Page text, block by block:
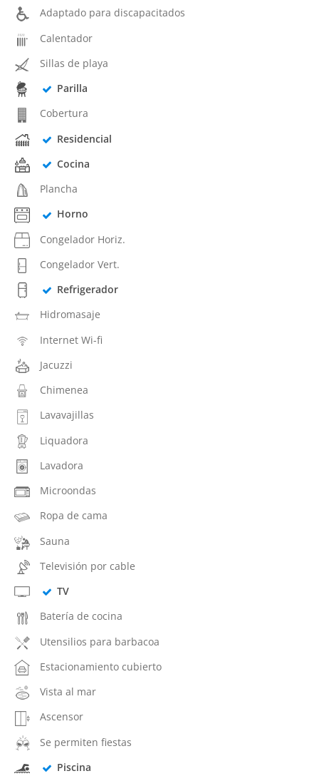
Adaptado para discapacitados
Calentador
Sillas de playa
Parilla
Cobertura
Residencial
Cocina
Plancha
Horno
Congelador Horiz.
Congelador Vert.
Refrigerador
Hidromasaje
Internet Wi-fi
Jacuzzi
Chimenea
Lavavajillas
Liquadora
Lavadora
Microondas
Ropa de cama
Sauna
Televisión por cable
TV
Batería de cocina
Utensilios para barbacoa
Estacionamiento cubierto
Vista al mar
Ascensor
Se permiten fiestas
Piscina